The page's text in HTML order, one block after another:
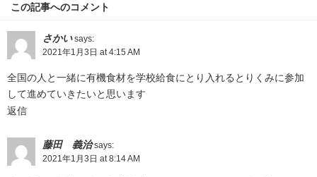
この記事へのコメント
さかい says:
2021年1月3日 at 4:15 AM
全国の人と一緒に有機食材を学校給食にとり入れるとりくみに参加
して進めていきたいと思います
返信
藤田 義治 says:
2021年1月3日 at 8:14 AM